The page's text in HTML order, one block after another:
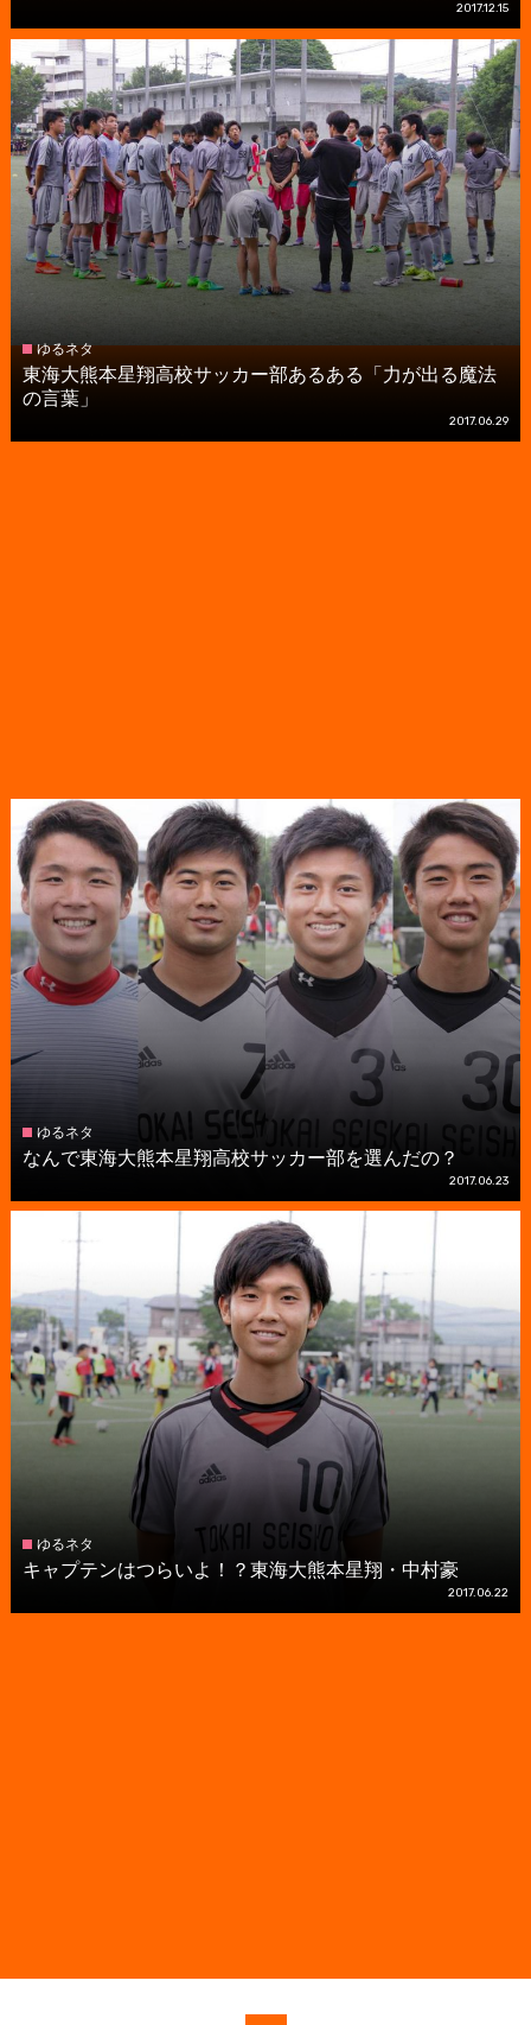
2017.12.15
ゆるネタ
東海大熊本星翔高校サッカー部あるある「力が出る魔法
の言葉」
2017.06.29
ゆるネタ
なんで東海大熊本星翔高校サッカー部を選んだの？
2017.06.23
ゆるネタ
キャプテンはつらいよ！？東海大熊本星翔・中村豪
2017.06.22